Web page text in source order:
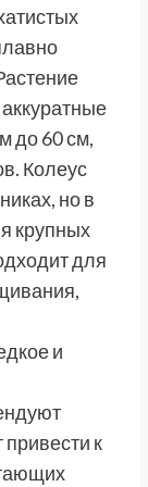
до 60 см,
Колеус
но в
крупных
для
и
к